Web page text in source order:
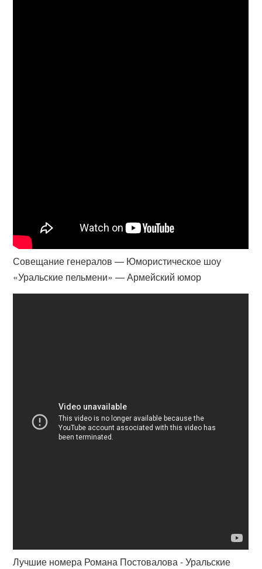
Совещание генералов — Юмористическое шоу
«Уральские пельмени» — Армейский юмор
Лучшие номера Романа Постовалова - Уральские